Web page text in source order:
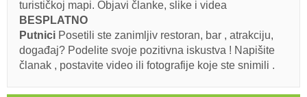
Brzina vetra: 5.18 km/h
utorak,
Address: Jadranska magistrala, Biograd na Moru
Obavezno posetiti(/) Posjetiti(/) Zaobići(/)
turističkoj mapi. Objavi članke, slike i videa
BESPLATNO
Putnici Posetili ste zanimljiv restoran, bar , atrakciju,
događaj? Podelite svoje pozitivna iskustva ! Napišite
članak , postavite video ili fotografije koje ste snimili .